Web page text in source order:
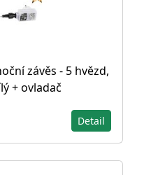
závěs - 5 hvězd,
+ ovladač
Detail